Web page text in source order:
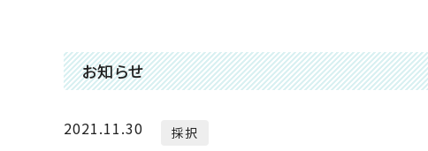
お知らせ
2021.11.30 採択